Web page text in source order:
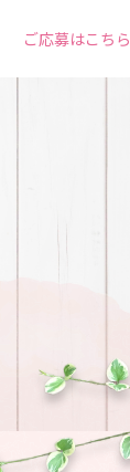
ご応募はこちら